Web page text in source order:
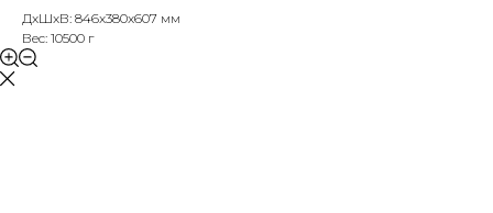
ДxШxВ: 846x380x607 мм
Вес: 10500 г